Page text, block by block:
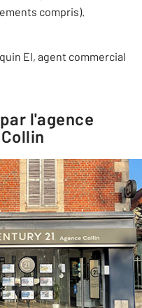
compris).
EI, agent commercial
l'agence